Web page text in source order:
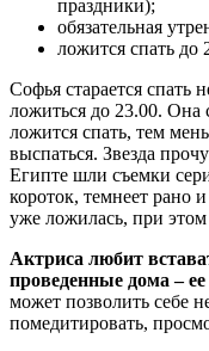
праздники);
обязательная
ложится спать до
Софья старается спать
ложиться до 23.00. Она
ложится спать, тем
выспаться. Звезда
Египте шли съемки
короток, темнеет рано
уже ложилась, при этом
Актриса любит
проведенные дома –
может позволить себе
помедитировать,